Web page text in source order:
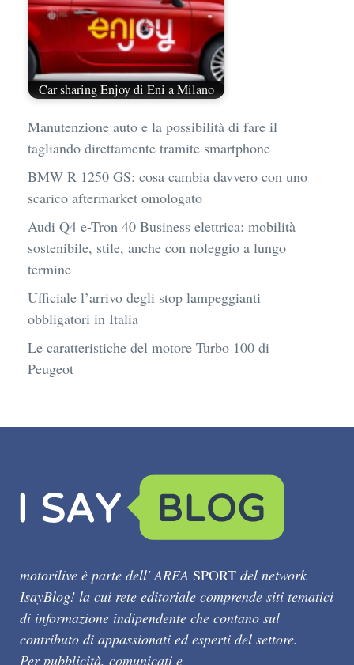
Car sharing Enjoy di Eni a Milano
Manutenzione auto e la possibilità di fare il
tagliando direttamente tramite smartphone
BMW R 1250 GS: cosa cambia davvero con uno
scarico aftermarket omologato
Audi Q4 e-Tron 40 Business elettrica: mobilità
sostenibile, stile, anche con noleggio a lungo
termine
Ufficiale l’arrivo degli stop lampeggianti
obbligatori in Italia
Le caratteristiche del motore Turbo 100 di
Peugeot
motorilive è parte dell' AREA SPORT del network
IsayBlog! la cui rete editoriale comprende siti tematici
di informazione indipendente che contano sul
contributo di appassionati ed esperti del settore.
Per pubblicità, comunicati e